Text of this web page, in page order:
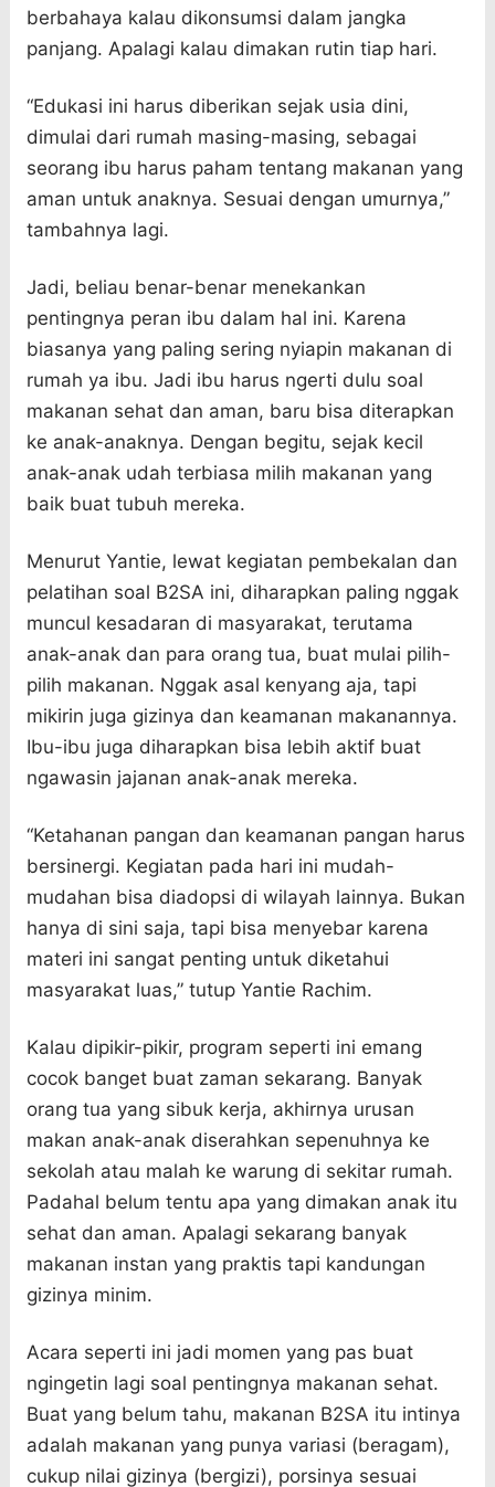
berbahaya kalau dikonsumsi dalam jangka
panjang. Apalagi kalau dimakan rutin tiap hari.
“Edukasi ini harus diberikan sejak usia dini,
dimulai dari rumah masing-masing, sebagai
seorang ibu harus paham tentang makanan yang
aman untuk anaknya. Sesuai dengan umurnya,”
tambahnya lagi.
Jadi, beliau benar-benar menekankan
pentingnya peran ibu dalam hal ini. Karena
biasanya yang paling sering nyiapin makanan di
rumah ya ibu. Jadi ibu harus ngerti dulu soal
makanan sehat dan aman, baru bisa diterapkan
ke anak-anaknya. Dengan begitu, sejak kecil
anak-anak udah terbiasa milih makanan yang
baik buat tubuh mereka.
Menurut Yantie, lewat kegiatan pembekalan dan
pelatihan soal B2SA ini, diharapkan paling nggak
muncul kesadaran di masyarakat, terutama
anak-anak dan para orang tua, buat mulai pilih-
pilih makanan. Nggak asal kenyang aja, tapi
mikirin juga gizinya dan keamanan makanannya.
Ibu-ibu juga diharapkan bisa lebih aktif buat
ngawasin jajanan anak-anak mereka.
“Ketahanan pangan dan keamanan pangan harus
bersinergi. Kegiatan pada hari ini mudah-
mudahan bisa diadopsi di wilayah lainnya. Bukan
hanya di sini saja, tapi bisa menyebar karena
materi ini sangat penting untuk diketahui
masyarakat luas,” tutup Yantie Rachim.
Kalau dipikir-pikir, program seperti ini emang
cocok banget buat zaman sekarang. Banyak
orang tua yang sibuk kerja, akhirnya urusan
makan anak-anak diserahkan sepenuhnya ke
sekolah atau malah ke warung di sekitar rumah.
Padahal belum tentu apa yang dimakan anak itu
sehat dan aman. Apalagi sekarang banyak
makanan instan yang praktis tapi kandungan
gizinya minim.
Acara seperti ini jadi momen yang pas buat
ngingetin lagi soal pentingnya makanan sehat.
Buat yang belum tahu, makanan B2SA itu intinya
adalah makanan yang punya variasi (beragam),
cukup nilai gizinya (bergizi), porsinya sesuai